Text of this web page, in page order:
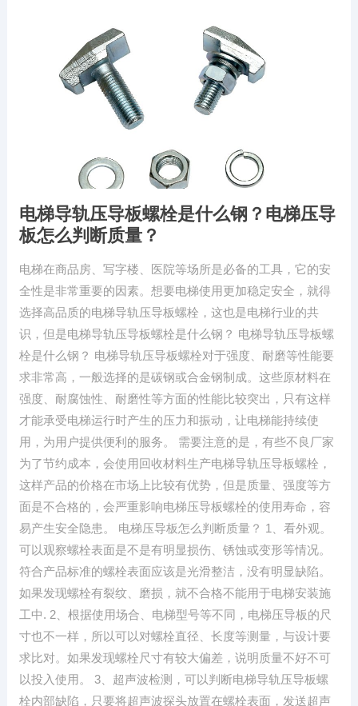
电梯导轨压导板螺栓是什么钢？电梯压导
板怎么判断质量？
电梯在商品房、写字楼、医院等场所是必备的工具，它的安
全性是非常重要的因素。想要电梯使用更加稳定安全，就得
选择高品质的电梯导轨压导板螺栓，这也是电梯行业的共
识，但是电梯导轨压导板螺栓是什么钢？ 电梯导轨压导板螺
栓是什么钢？ 电梯导轨压导板螺栓对于强度、耐磨等性能要
求非常高，一般选择的是碳钢或合金钢制成。这些原材料在
强度、耐腐蚀性、耐磨性等方面的性能比较突出，只有这样
才能承受电梯运行时产生的压力和振动，让电梯能持续使
用，为用户提供便利的服务。 需要注意的是，有些不良厂家
为了节约成本，会使用回收材料生产电梯导轨压导板螺栓，
这样产品的价格在市场上比较有优势，但是质量、强度等方
面是不合格的，会严重影响电梯压导板螺栓的使用寿命，容
易产生安全隐患。 电梯压导板怎么判断质量？ 1、看外观。
可以观察螺栓表面是不是有明显损伤、锈蚀或变形等情况。
符合产品标准的螺栓表面应该是光滑整洁，没有明显缺陷。
如果发现螺栓有裂纹、磨损，就不合格不能用于电梯安装施
工中. 2、根据使用场合、电梯型号等不同，电梯压导板的尺
寸也不一样，所以可以对螺栓直径、长度等测量，与设计要
求比对。如果发现螺栓尺寸有较大偏差，说明质量不好不可
以投入使用。 3、超声波检测，可以判断电梯导轨压导板螺
栓内部缺陷，只要将超声波探头放置在螺栓表面，发送超声